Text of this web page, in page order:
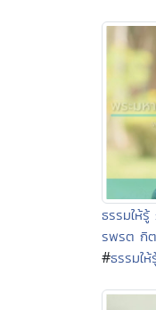
ธรรมให้
รพรต กิ
#ธรรมให้